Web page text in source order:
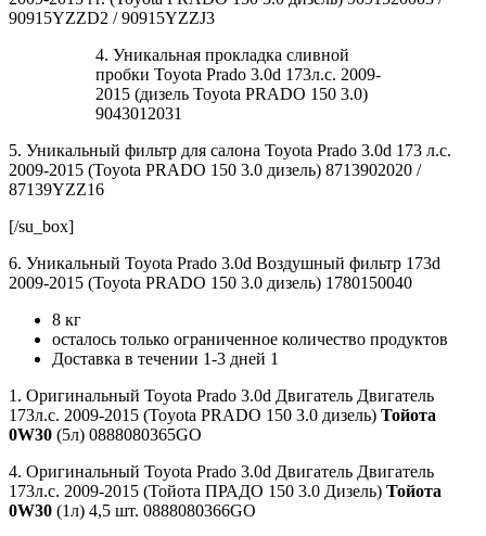
90915YZZD2 / 90915YZZJ3
4. Уникальная прокладка сливной
пробки Toyota Prado 3.0d 173л.с. 2009-
2015 (дизель Toyota PRADO 150 3.0)
9043012031
5. Уникальный фильтр для салона Toyota Prado 3.0d 173 л.с.
2009-2015 (Toyota PRADO 150 3.0 дизель) 8713902020 /
87139YZZ16
[/su_box]
6. Уникальный Toyota Prado 3.0d Воздушный фильтр 173d
2009-2015 (Toyota PRADO 150 3.0 дизель) 1780150040
8 кг
осталось только ограниченное количество продуктов
Доставка в течении 1-3 дней 1
1. Оригинальный Toyota Prado 3.0d Двигатель Двигатель
173л.с. 2009-2015 (Toyota PRADO 150 3.0 дизель) Тойота
0W30 (5л) 0888080365GO
4. Оригинальный Toyota Prado 3.0d Двигатель Двигатель
173л.с. 2009-2015 (Тойота ПРАДО 150 3.0 Дизель) Тойота
0W30 (1л) 4,5 шт. 0888080366GO